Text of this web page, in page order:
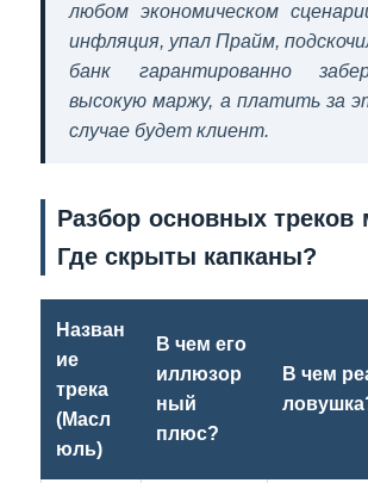
любом экономическом
инфляция, упал Прайм,
банк гарантированно
высокую маржу, а платить за
случае будет клиент.
Разбор основных
Где скрыты капканы?
Назван
ие
трека
(Масл
юль)
В чем его
иллюзор
ный
плюс?
В чем